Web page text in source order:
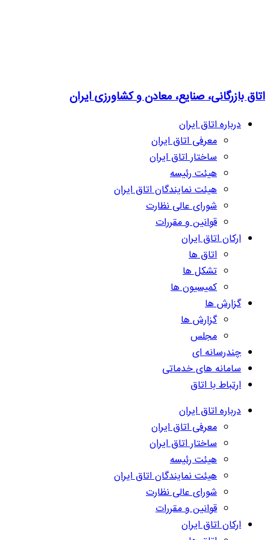
بازرگانی، صنایع، معادن و کشاورزی ایران
درباره اتاق ایران
معرفی اتاق ایران
ساختار اتاق ایران
هیئت رئیسه
هیئت نمایندگان اتاق ایران
شورای عالی نظارت
قوانین و مقررات
ارکان اتاق ایران
اتاق ها
تشکل ها
کمیسیون ها
گزارش ها
گزارش ها
مجلس
چندرسانه ای
سامانه های خدماتی
ارتباط با اتاق
درباره اتاق ایران
معرفی اتاق ایران
ساختار اتاق ایران
هیئت رئیسه
هیئت نمایندگان اتاق ایران
شورای عالی نظارت
قوانین و مقررات
ارکان اتاق ایران